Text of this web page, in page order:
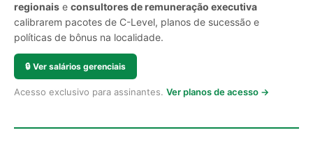
regionais e consultores de remuneração executiva
calibrarem pacotes de C-Level, planos de sucessão e
políticas de bônus na localidade.
🔒 Ver salários gerenciais
Acesso exclusivo para assinantes. Ver planos de acesso →